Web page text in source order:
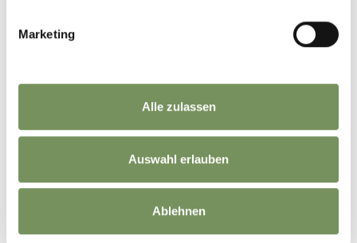
Marketing
Alle zulassen
Auswahl erlauben
Ablehnen